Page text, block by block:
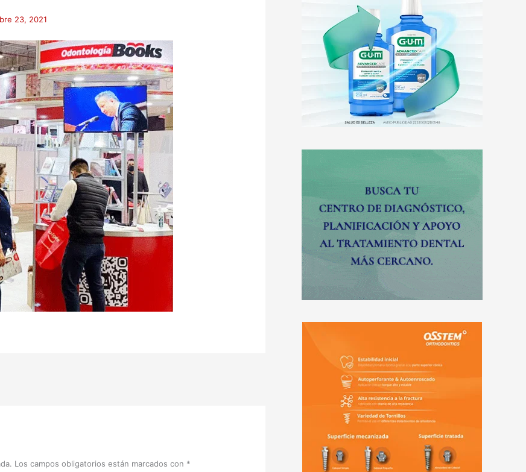
23, 2021
Los campos obligatorios están marcados con *